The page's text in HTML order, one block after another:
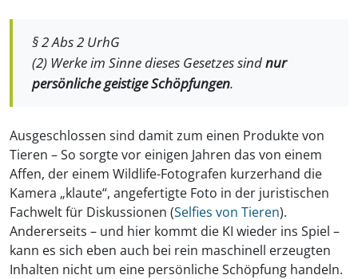
§ 2 Abs 2 UrhG
(2) Werke im Sinne dieses Gesetzes sindnur
persönliche geistige Schöpfungen.
Ausgeschlossen sind damit zum einen Produkte von
Tieren – So sorgte vor einigen Jahren das von einem
Affen, der einem Wildlife-Fotografen kurzerhand die
Kamera „klaute“, angefertigte Foto in der juristischen
Fachwelt für Diskussionen (Selfies von Tieren).
Andererseits – und hier kommt die KI wieder ins Spiel –
kann es sich eben auch bei rein maschinell erzeugten
Inhalten nicht um eine persönliche Schöpfung handeln.